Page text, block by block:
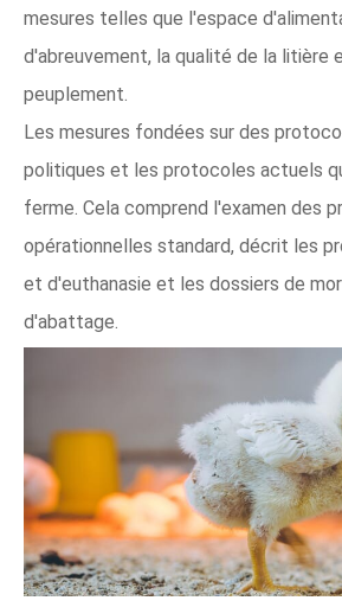
mesures telles que l'espace
d'abreuvement, la qualité de la litière
peuplement.
Les mesures fondées sur des
politiques et les protocoles actuels
ferme. Cela comprend l'examen des
opérationnelles standard, décrit les
et d'euthanasie et les dossiers de
d'abattage.